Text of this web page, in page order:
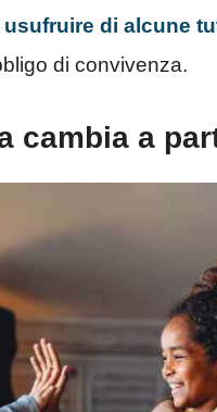
di alcune
di convivenza.
cambia a